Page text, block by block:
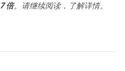
7 倍。请继续阅读，了解详情。